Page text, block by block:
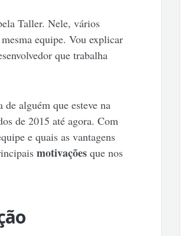
Taller. Nele, vários
equipe. Vou explicar
que trabalha
alguém que esteve na
de 2015 até agora. Com
e quais as vantagens
motivaçõesque nos